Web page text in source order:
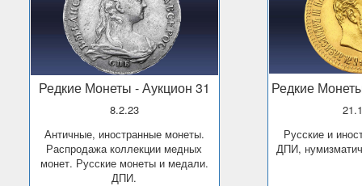
Редкие Монеты - Аукцион 31
8.2.23
Античные, иностранные монеты.
Распродажа коллекции медных
монет. Русские монеты и медали.
ДПИ.
Редкие
Русские и иностранные монеты,
ДПИ,